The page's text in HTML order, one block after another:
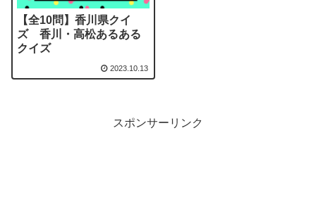
【全10問】香川県クイ
ズ 香川・高松あるある
クイズ
2023.10.13
スポンサーリンク